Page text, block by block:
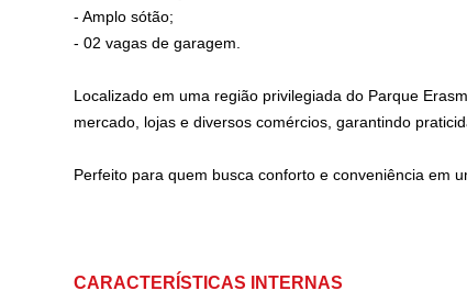
- Amplo sótão;
- 02 vagas de garagem.
Localizado em uma região privilegiada do Parque
mercado, lojas e diversos comércios, garantindo
Perfeito para quem busca conforto e conveniência em
CARACTERÍSTICAS INTERNAS